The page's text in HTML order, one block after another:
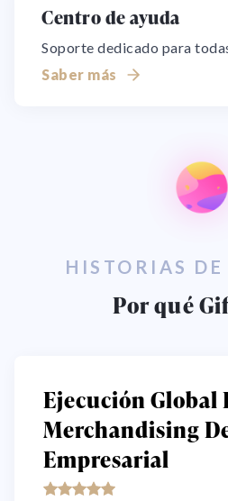
Centro de ayuda
Soporte dedicado para
Saber más
HISTORIAS DE
Por qué
Ejecución Global
Merchandising
Empresarial